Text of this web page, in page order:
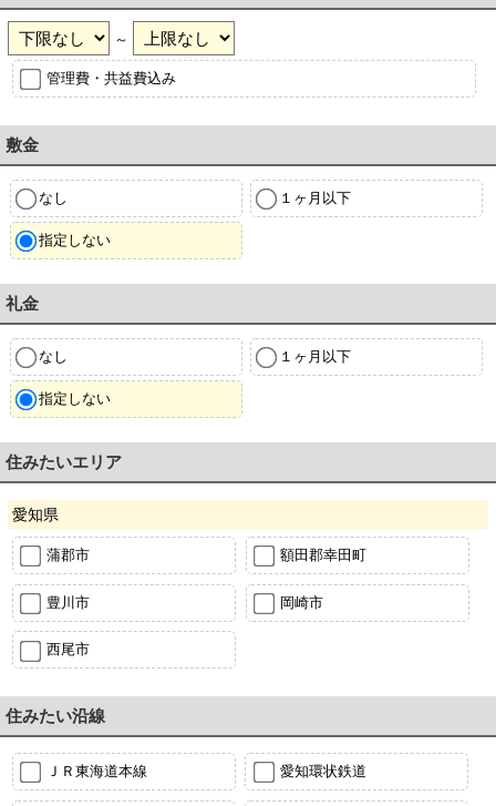
～
管理費・共益費込み
敷金
なし １ヶ月以下
指定しない
礼金
なし １ヶ月以下
指定しない
住みたいエリア
愛知県
蒲郡市 額田郡幸田町
豊川市 岡崎市
西尾市
住みたい沿線
ＪＲ東海道本線 愛知環状鉄道